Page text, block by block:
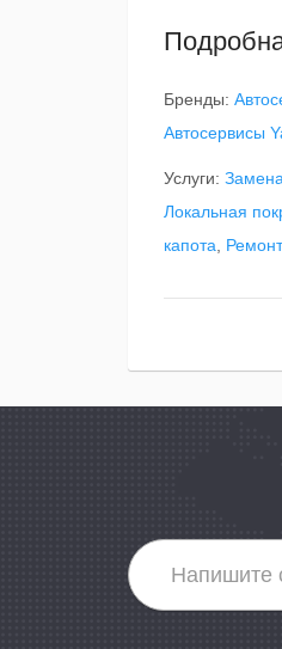
Бренды:
Автосервисы
Услуги:
Локальная
капота